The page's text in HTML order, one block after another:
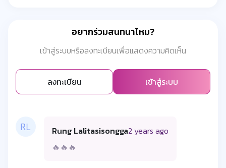
อยากร่วมสนทนาไหม?
เข้าสู่ระบบหรือลงทะเบียนเพื่อแสดงความคิดเห็น
ลงทะเบียน เข้าสู่ระบบ
Rung Lalitasisongga2 years ago
🔥🔥🔥